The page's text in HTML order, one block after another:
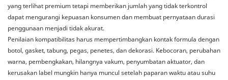
yang terlihat premium tetapi memberikan jumlah yang tidak terkontrol
dapat mengurangi kepuasan konsumen dan membuat pernyataan durasi
penggunaan menjadi tidak akurat.
Penilaian kompatibilitas harus mempertimbangkan kontak formula dengan
botol, gasket, tabung, pegas, penetes, dan dekorasi. Kebocoran, perubahan
warna, pembengkakan, hilangnya vakum, penyumbatan aktuator, dan
kerusakan label mungkin hanya muncul setelah paparan waktu atau suhu